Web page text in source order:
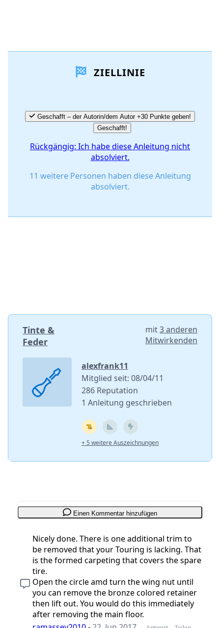
ZIELLINIE
Geschafft – der Autorin/dem Autor +30 Punkte geben!
Geschafft!
Rückgängig: Ich habe diese Anleitung nicht
absolviert.
11 weitere Personen haben diese Anleitung
absolviert.
Tinte &
Feder
mit3 anderen
Mitwirkenden
alexfrank11
Mitglied seit: 08/04/11
286 Reputation
1 Anleitung geschrieben
+ 5 weitere Auszeichnungen
Einen Kommentar hinzufügen
Nicely done. There is one additional trim to
be removed that your Touring is lacking. That
is the formed carpeting that covers the spare
tire.
Open the circle amd turn the wing nut until
you can remove the bronze colored retainer
then lift out. You would do this immediately
after removing the main floor.